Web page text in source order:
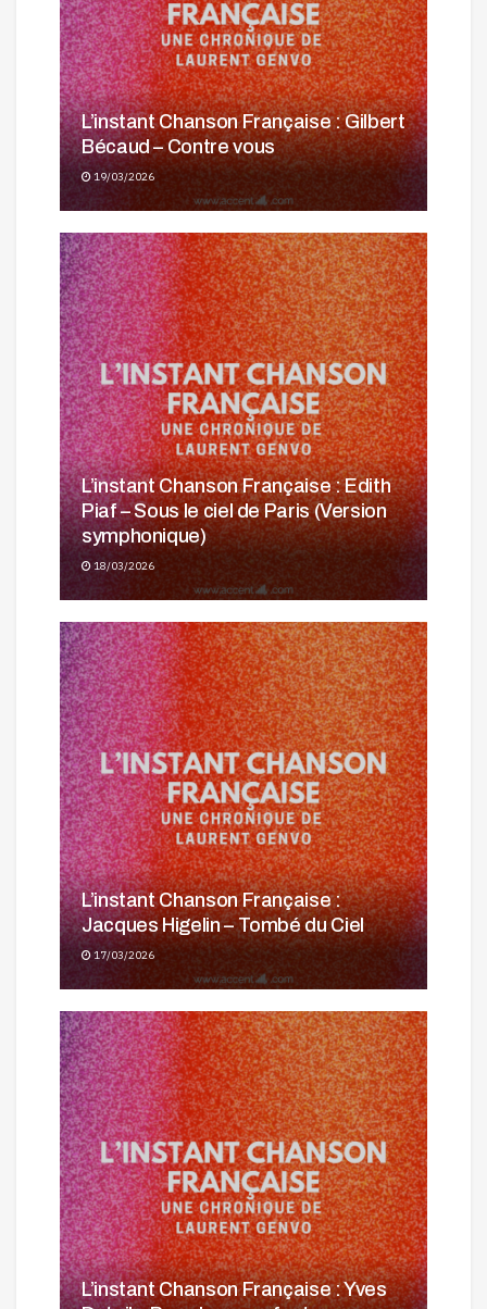
L’instant Chanson Française : Gilbert
Bécaud – Contre vous
19/03/2026
L’instant Chanson Française : Edith
Piaf – Sous le ciel de Paris (Version
symphonique)
18/03/2026
L’instant Chanson Française :
Jacques Higelin – Tombé du Ciel
17/03/2026
L’instant Chanson Française : Yves